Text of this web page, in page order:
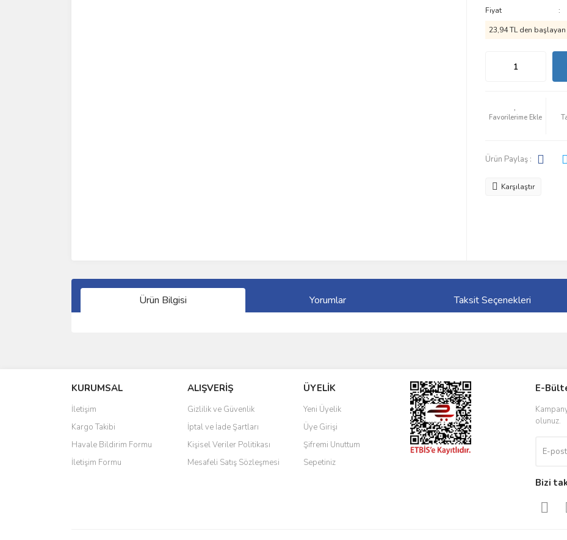
Fiyat
23,94 TL den
Ürün Paylaş :
Karşılaştır
Ürün Bilgisi Yorumlar Taksit Seçenekleri
Yorum Yaz
Ürün resmi kalitesiz, bozuk veya görüntülenemiyor.
Ürün açıklamasında eksik bilgiler bulunuyor.
Ürün bilgilerinde hatalar bulunuyor.
Ürün fiyatı diğer sitelerden daha pahalı.
Bu ürüne benzer farklı alternatifler olmalı.
KURUMSAL
İletişim
Kargo Takibi
Havale Bildirim Formu
İletişim Formu
ALIŞVERİŞ
Gizlilik ve Güvenlik
İptal ve İade Şartları
Kişisel Veriler Politikası
Mesafeli Satış Sözleşmesi
ÜYELİK
Yeni Üyelik
Üye Girişi
Şifremi Unuttum
Sepetiniz
E-
olunuz.
Bizi